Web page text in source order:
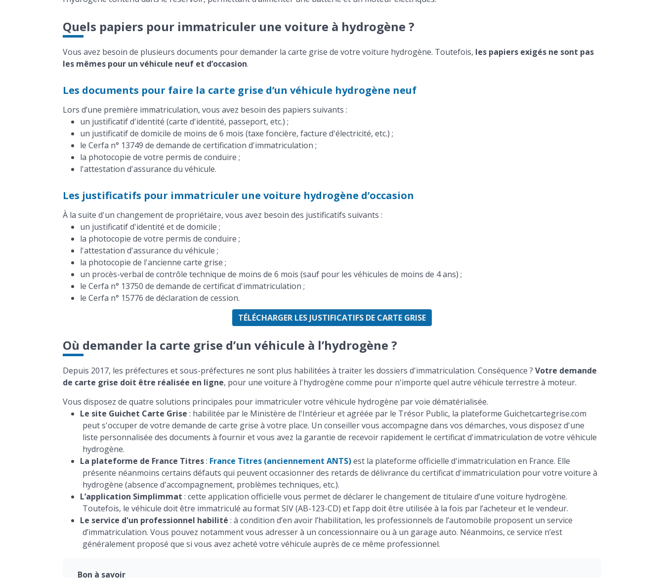
Quels papiers pour immatriculer une voiture à hydrogène ?
Vous avez besoin de plusieurs documents pour demander la carte grise de votre voiture hydrogène. Toutefois, les papiers exigés ne sont pas
les mêmes pour un véhicule neuf et d’occasion.
Les documents pour faire la carte grise d’un véhicule hydrogène neuf
Lors d’une première immatriculation, vous avez besoin des papiers suivants :
un justificatif d'identité (carte d'identité, passeport, etc.) ;
un justificatif de domicile de moins de 6 mois (taxe foncière, facture d'électricité, etc.) ;
le Cerfa n° 13749 de demande de certification d'immatriculation ;
la photocopie de votre permis de conduire ;
l'attestation d'assurance du véhicule.
Les justificatifs pour immatriculer une voiture hydrogène d’occasion
À la suite d'un changement de propriétaire, vous avez besoin des justificatifs suivants :
un justificatif d'identité et de domicile ;
la photocopie de votre permis de conduire ;
l'attestation d'assurance du véhicule ;
la photocopie de l'ancienne carte grise ;
un procès-verbal de contrôle technique de moins de 6 mois (sauf pour les véhicules de moins de 4 ans) ;
le Cerfa n° 13750 de demande de certificat d'immatriculation ;
le Cerfa n° 15776 de déclaration de cession.
TÉLÉCHARGER LES JUSTIFICATIFS DE CARTE GRISE
Où demander la carte grise d’un véhicule à l’hydrogène ?
Depuis 2017, les préfectures et sous-préfectures ne sont plus habilitées à traiter les dossiers d'immatriculation. Conséquence ? Votre demande
de carte grise doit être réalisée en ligne, pour une voiture à l'hydrogène comme pour n'importe quel autre véhicule terrestre à moteur.
Vous disposez de quatre solutions principales pour immatriculer votre véhicule hydrogène par voie dématérialisée.
Le site Guichet Carte Grise : habilitée par le Ministère de l'Intérieur et agréée par le Trésor Public, la plateforme Guichetcartegrise.com
peut s'occuper de votre demande de carte grise à votre place. Un conseiller vous accompagne dans vos démarches, vous disposez d'une
liste personnalisée des documents à fournir et vous avez la garantie de recevoir rapidement le certificat d'immatriculation de votre véhicule
hydrogène.
La plateforme de France Titres: France Titres (anciennement ANTS)est la plateforme officielle d'immatriculation en France. Elle
présente néanmoins certains défauts qui peuvent occasionner des retards de délivrance du certificat d'immatriculation pour votre voiture à
hydrogène (absence d'accompagnement, problèmes techniques, etc.).
L’application Simplimmat : cette application officielle vous permet de déclarer le changement de titulaire d’une voiture hydrogène.
Toutefois, le véhicule doit être immatriculé au format SIV (AB-123-CD) et l’app doit être utilisée à la fois par l’acheteur et le vendeur.
Le service d'un professionnel habilité : à condition d’en avoir l’habilitation, les professionnels de l’automobile proposent un service
d’immatriculation. Vous pouvez notamment vous adresser à un concessionnaire ou à un garage auto. Néanmoins, ce service n’est
généralement proposé que si vous avez acheté votre véhicule auprès de ce même professionnel.
Bon à savoir